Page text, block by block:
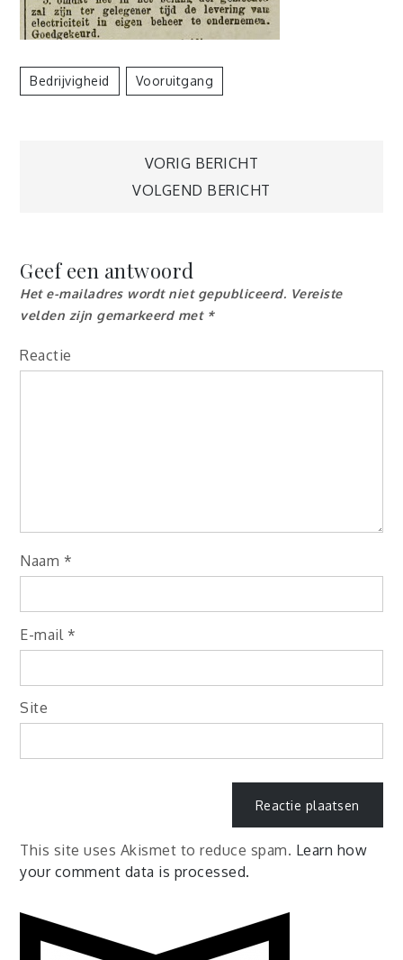
Bedrijvigheid Vooruitgang
Berichtnavigatie
VORIG BERICHT
VOLGEND BERICHT
Geef een antwoord
Het e-mailadres wordt niet gepubliceerd. Vereiste
velden zijn gemarkeerd met *
Reactie
Naam *
E-mail *
Site
This site uses Akismet to reduce spam. Learn how
your comment data is processed.